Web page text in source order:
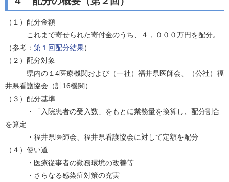
（１）配分金額
これまで寄せられた寄付金のうち、４，０００万円を配分。
（参考： 第１回配分結果）
（２）配分対象
県内の１4医療機関および（一社）福井県医師会、（公社）福
井県看護協会（計16機関）
（３）配分基準
・「入院患者の受入数」をもとに業務量を換算し、配分割合
を算定
・福井県医師会、福井県看護協会に対して定額を配分
（４）使い道
・医療従事者の勤務環境の改善等
・さらなる感染症対策の充実